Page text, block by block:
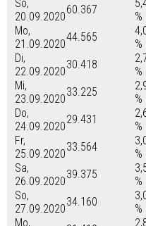
So,
20.09.2020
60.367
%
Mo,
21.09.2020
44.565
%
Di,
22.09.2020
30.418
%
Mi,
23.09.2020
33.225
%
Do,
24.09.2020
29.431
%
Fr,
25.09.2020
33.564
%
Sa,
26.09.2020
39.375
%
So,
27.09.2020
34.160
%
Mo,